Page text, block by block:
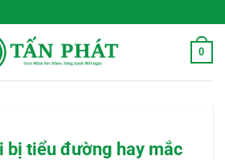
0
bị tiểu đường hay mắc